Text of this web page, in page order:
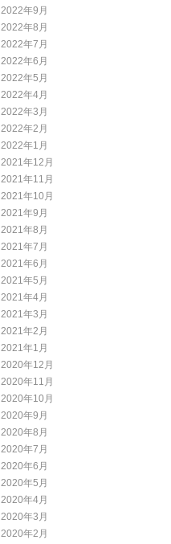
2022年9月
2022年8月
2022年7月
2022年6月
2022年5月
2022年4月
2022年3月
2022年2月
2022年1月
2021年12月
2021年11月
2021年10月
2021年9月
2021年8月
2021年7月
2021年6月
2021年5月
2021年4月
2021年3月
2021年2月
2021年1月
2020年12月
2020年11月
2020年10月
2020年9月
2020年8月
2020年7月
2020年6月
2020年5月
2020年4月
2020年3月
2020年2月